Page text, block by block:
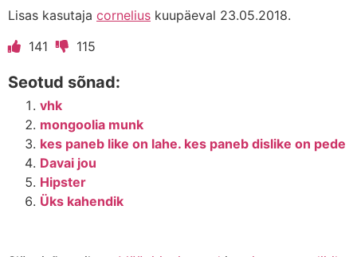
Lisas kasutaja cornelius kuupäeval 23.05.2018.
141
115
Seotud sõnad:
vhk
mongoolia munk
kes paneb like on lahe. kes paneb dislike on pede
Davai jou
Hipster
Üks kahendik